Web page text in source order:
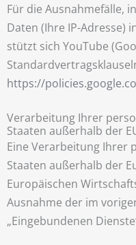
Für die Ausnahmefälle,
Daten (Ihre IP-Adresse)
stützt sich YouTube
https://
Verarbeitung Ihrer
Staaten außerhalb der
Eine Verarbeitung Ihrer
Staaten außerhalb der
Europäischen
Ausnahme der im
„Eingebundenen